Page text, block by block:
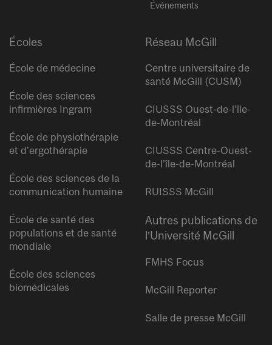
Événements
Écoles
École de médecine
École des sciences
infirmières Ingram
École de physiothérapie
et d’ergothérapie
École des sciences de la
communication humaine
École de santé des
populations et de santé
mondiale
École des sciences
biomédicales
Réseau McGill
Centre universitaire de
santé McGill (CUSM)
CIUSSS Ouest-de-l’île-
de-Montréal
CIUSSS Centre-Ouest-
de-l’île-de-Montréal
RUISSS McGill
Autres publications de
l’Université McGill
FMHS Focus
McGill Reporter
Salle de presse McGill